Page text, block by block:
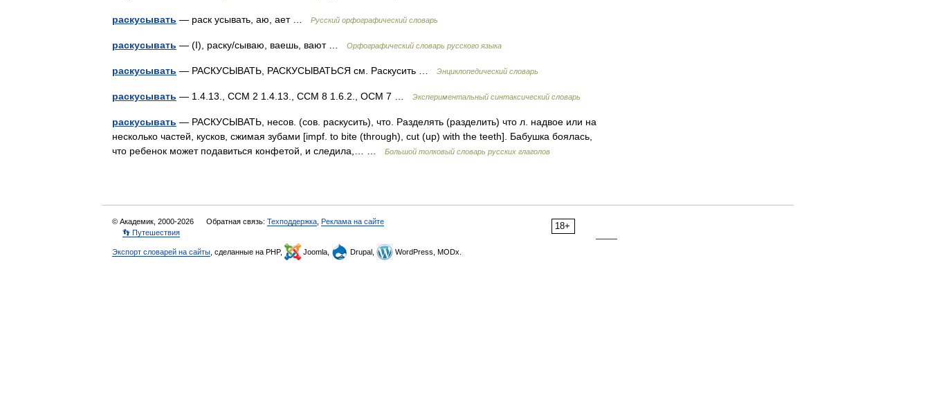
раскусывать — раск усывать, аю, ает … Русский орфографический словарь
раскусывать — (I), раску/сываю, ваешь, вают … Орфографический словарь русского языка
раскусывать — РАСКУСЫВАТЬ, РАСКУСЫВАТЬСЯ см. Раскусить … Энциклопедический словарь
раскусывать — 1.4.13., ССМ 2 1.4.13., ССМ 8 1.6.2., ОСМ 7 … Экспериментальный синтаксический словарь
раскусывать — РАСКУСЫВАТЬ, несов. (сов. раскусить), что. Разделять (разделить) что л. надвое или на
несколько частей, кусков, сжимая зубами [impf. to bite (through), cut (up) with the teeth]. Бабушка боялась,
что ребенок может подавиться конфетой, и следила,… …
Большой толковый словарь русских глаголов
18+
© Академик, 2000-2026 Обратная связь: Техподдержка Реклама на сайте
👣 Путешествия
Экспорт словарей на сайты , сделанные на PHP, Joomla, Drupal, WordPress, MODx.